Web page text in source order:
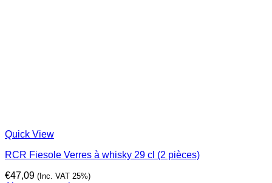
Quick View
RCR Fiesole Verres à whisky 29 cl (2 pièces)
€47,09 (Inc. VAT 25%)